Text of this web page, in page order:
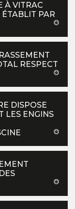
À VITRAC
PAR
RESPECT
DISPOSE
LES ENGINS